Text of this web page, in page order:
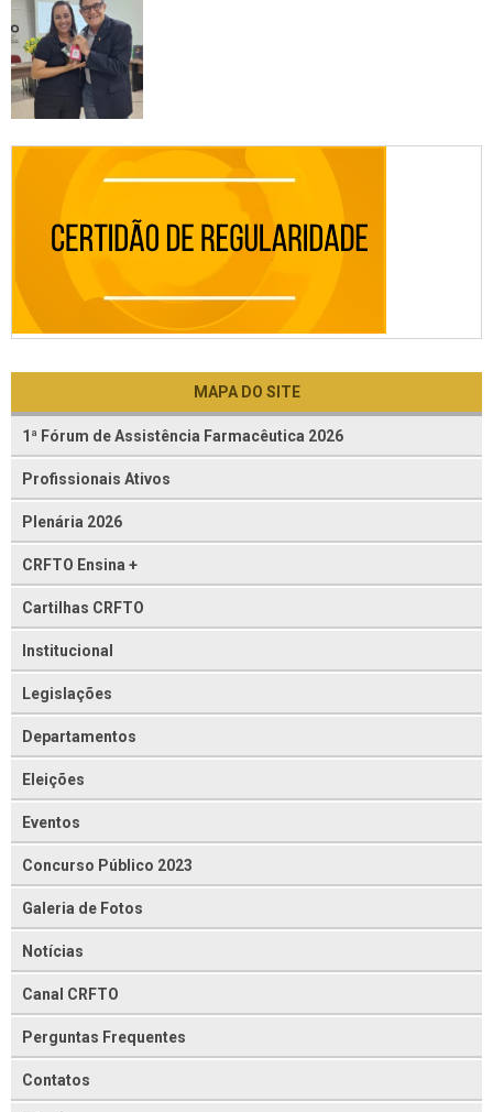
MAPA DO SITE
1ª Fórum de Assistência Farmacêutica 2026
Profissionais Ativos
Plenária 2026
CRFTO Ensina +
Cartilhas CRFTO
Institucional
Legislações
Departamentos
Eleições
Eventos
Concurso Público 2023
Galeria de Fotos
Notícias
Canal CRFTO
Perguntas Frequentes
Contatos